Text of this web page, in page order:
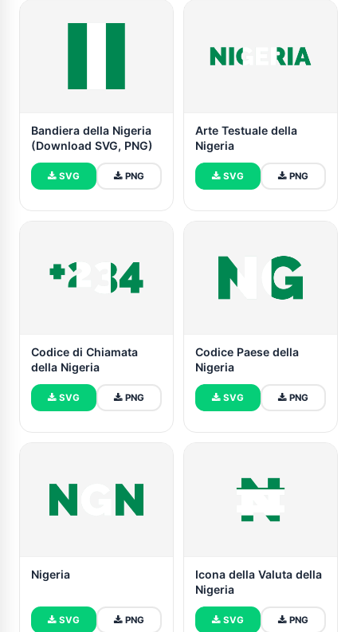
Bandiera della Nigeria
(Download SVG, PNG)
SVG PNG
Arte Testuale della
Nigeria
SVG PNG
Codice di Chiamata
della Nigeria
SVG PNG
Codice Paese della
Nigeria
SVG PNG
Nigeria
SVG PNG
Icona della Valuta della
Nigeria
SVG PNG